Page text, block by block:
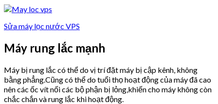
Sửa máy lọc nước VPS
Máy rung lắc mạnh
Máy bị rung lắc có thể do vị trí đặt máy bị cập kênh, không
bằng phẳng.Cũng có thể do tuổi thọ hoạt động của máy đã cao
nên các ốc vít nối các bộ phận bị lỏng,khiến cho máy không còn
chắc chắn và rung lắc khi hoạt động.